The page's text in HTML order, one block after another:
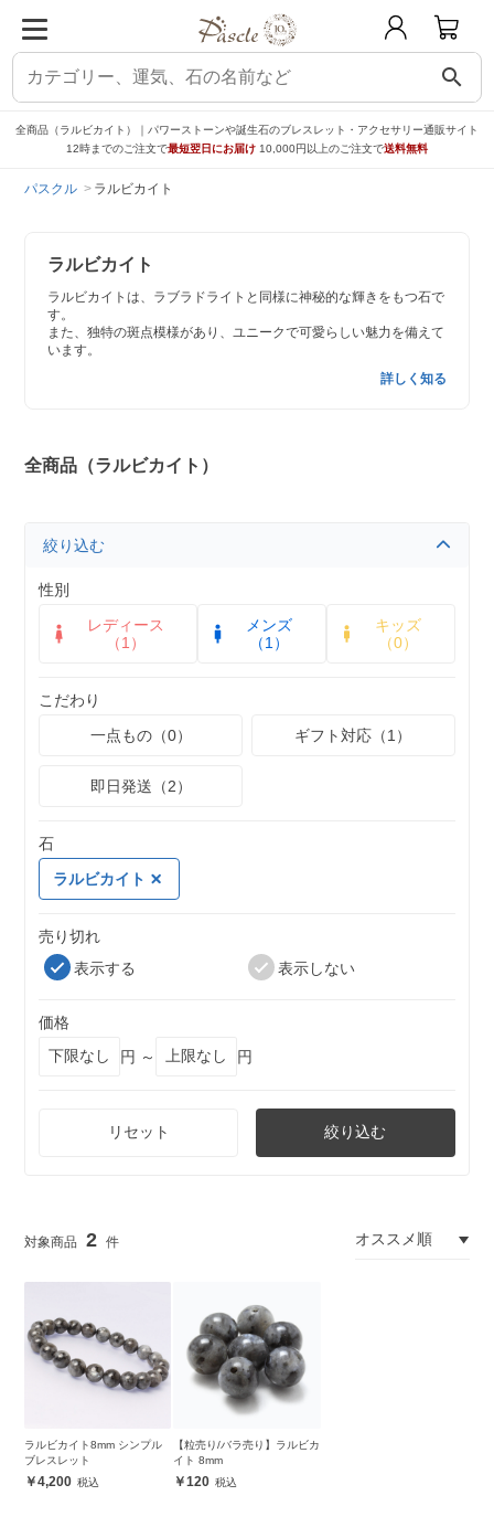
search
全商品（ラルビカイト）｜パワーストーンや誕生石のブレスレット・アクセサリー通販サイト
12時までのご注文で最短翌日にお届け 10,000円以上のご注文で送料無料
パスクル ラルビカイト
ラルビカイト
ラルビカイトは、ラブラドライトと同様に神秘的な輝きをもつ石で
す。
また、独特の斑点模様があり、ユニークで可愛らしい魅力を備えて
います。
詳しく知る
全商品（ラルビカイト）
絞り込む
性別
レディース
（1）
メンズ
（1）
キッズ
（0）
こだわり
一点もの（0）
ギフト対応（1）
即日発送（2）
石
ラルビカイト
売り切れ
表示する
表示しない
価格
円 ～
円
リセット 絞り込む
2
ラルビカイト8mm シンプル
ブレスレット
4,200
【粒売り/バラ売り】ラルビカ
イト 8mm
120